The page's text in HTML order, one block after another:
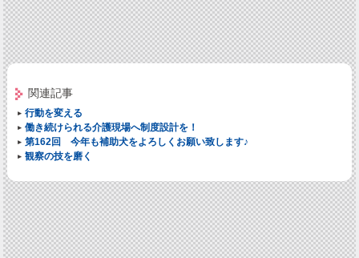
関連記事
行動を変える
働き続けられる介護現場へ制度設計を！
第162回 今年も補助犬をよろしくお願い致します♪
観察の技を磨く